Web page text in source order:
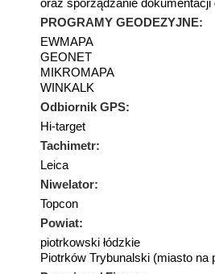
oraz sporządzanie
PROGRAMY GEODEZYJNE:
EWMAPA
GEONET
MIKROMAPA
WINKALK
Odbiornik GPS:
Hi-target
Tachimetr:
Leica
Niwelator:
Topcon
Powiat:
piotrkowski łódzkie
Piotrków Trybunalski (miasto na